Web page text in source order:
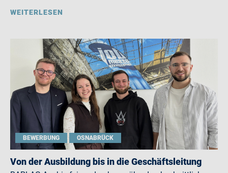
WEITERLESEN
BEWERBUNG OSNABRÜCK
Von der Ausbildung bis in die Geschäftsleitung